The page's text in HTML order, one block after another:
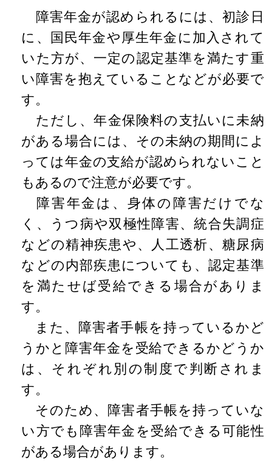
障害年金が認められるには、初診日
に、国民年金や厚生年金に加入されて
いた方が、一定の認定基準を満たす重
い障害を抱えていることなどが必要で
す。
ただし、年金保険料の支払いに未納
がある場合には、その未納の期間によ
っては年金の支給が認められないこと
もあるので注意が必要です。
障害年金は、身体の障害だけでな
く、うつ病や双極性障害、統合失調症
などの精神疾患や、人工透析、糖尿病
などの内部疾患についても、認定基準
を満たせば受給できる場合がありま
す。
また、障害者手帳を持っているかど
うかと障害年金を受給できるかどうか
は、それぞれ別の制度で判断されま
す。
そのため、障害者手帳を持っていな
い方でも障害年金を受給できる可能性
がある場合があります。